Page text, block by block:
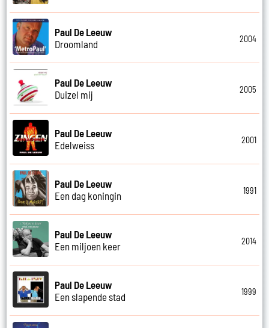
Paul De Leeuw
Droomland
2004
Paul De Leeuw
Duizel mij
2005
Paul De Leeuw
Edelweiss
2001
Paul De Leeuw
Een dag koningin
1991
Paul De Leeuw
Een miljoen keer
2014
Paul De Leeuw
Een slapende stad
1999